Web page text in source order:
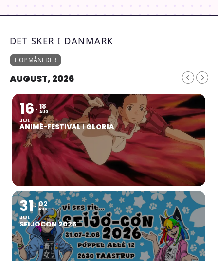
DET SKER I DANMARK
HOP MÅNEDER
AUGUST, 2026
16
JUL
18
AUG
ANIMÉ-FESTIVAL I GLORIA
31
JUL
02
AUG
SEIJOCON 2026